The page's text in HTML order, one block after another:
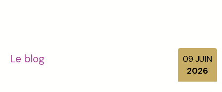
Le blog 09 JUIN
2026